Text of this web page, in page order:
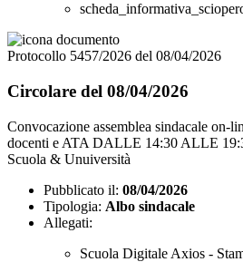
Protocollo 5457/2026 del 08/04/2026
Circolare del 08/04/2026
Convocazione assemblea sindacale on-
docenti e ATA DALLE 14:30 ALLE
Scuola & Unuiversità
Pubblicato il: 08/04/2026
Tipologia: Albo sindacale
Allegati:
Scuola Digitale Axios -